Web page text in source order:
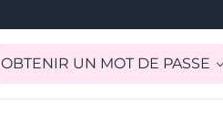
OBTENIR UN MOT DE PASSE